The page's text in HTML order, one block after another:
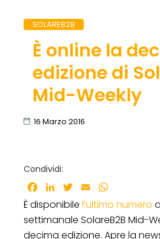
SOLAREB2B
È online la
edizione di
Mid-Weekly
16 Marzo 2016
Condividi:
Facebook
LinkedInTwitter
Email
È disponibile l’ultimo numero
settimanale SolareB2B Mid-
decima edizione. Apre la